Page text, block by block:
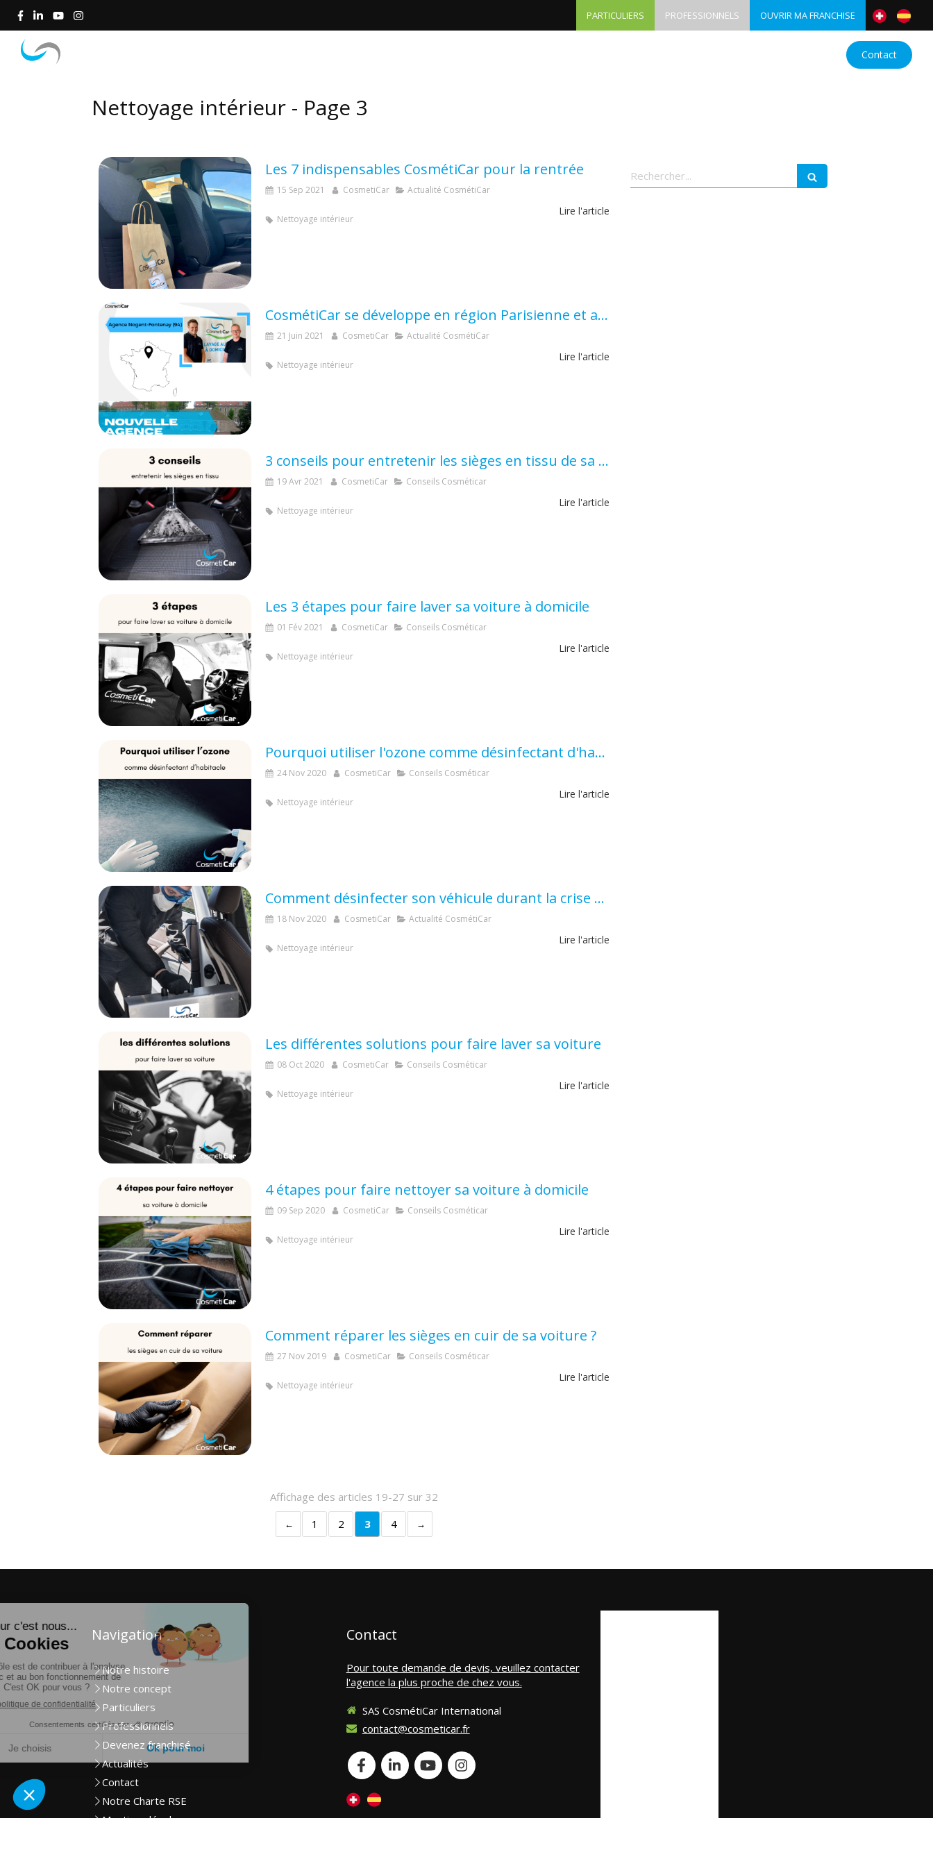
OUVRIR MA FRANCHISE
PROFESSIONNELS
PARTICULIERS
Contact
Nettoyage intérieur - Page 3
Les 7 indispensables CosmétiCar pour la rentrée
15 Sep 2021 CosmetiCar Actualité CosmétiCar
Lire l'article
Nettoyage intérieur
CosmétiCar se développe en région Parisienne et accueille l’agence Nogent-Fontenay (94)
21 Juin 2021 CosmetiCar Actualité CosmétiCar
Lire l'article
Nettoyage intérieur
3 conseils pour entretenir les sièges en tissu de sa voiture ?
19 Avr 2021 CosmetiCar Conseils Cosméticar
Lire l'article
Nettoyage intérieur
Les 3 étapes pour faire laver sa voiture à domicile
01 Fév 2021 CosmetiCar Conseils Cosméticar
Lire l'article
Nettoyage intérieur
Pourquoi utiliser l'ozone comme désinfectant d'habitacle ?
24 Nov 2020 CosmetiCar Conseils Cosméticar
Lire l'article
Nettoyage intérieur
Comment désinfecter son véhicule durant la crise sanitaire ?
18 Nov 2020 CosmetiCar Actualité CosmétiCar
Lire l'article
Nettoyage intérieur
Les différentes solutions pour faire laver sa voiture
08 Oct 2020 CosmetiCar Conseils Cosméticar
Lire l'article
Nettoyage intérieur
4 étapes pour faire nettoyer sa voiture à domicile
09 Sep 2020 CosmetiCar Conseils Cosméticar
Lire l'article
Nettoyage intérieur
Comment réparer les sièges en cuir de sa voiture ?
27 Nov 2019 CosmetiCar Conseils Cosméticar
Lire l'article
Nettoyage intérieur
Affichage des articles 19-27 sur 32
1
2 3 4
Rechercher
Navigation
Notre histoire
Notre concept
Particuliers
Professionnels
Devenez franchisé
Actualités
Contact
Notre Charte RSE
Mentions légales
Contact
Pour toute demande de devis, veuillez contacter
l'agence la plus proche de chez vous.
SAS CosmétiCar International
contact@cosmeticar.fr